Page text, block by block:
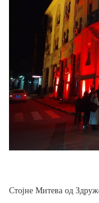
Стојне Митева од